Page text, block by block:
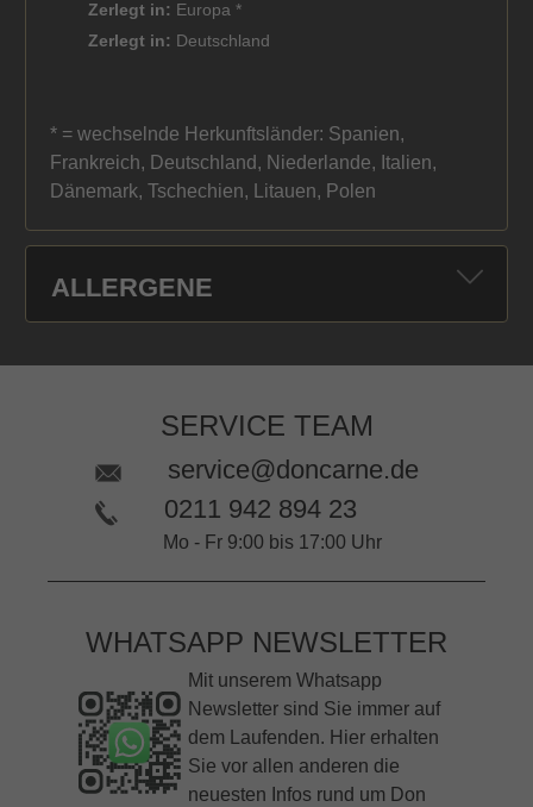
Zerlegt in: Europa *
Zerlegt in: Deutschland
* = wechselnde Herkunftsländer: Spanien,
Frankreich, Deutschland, Niederlande, Italien,
Dänemark, Tschechien, Litauen, Polen
ALLERGENE
SERVICE TEAM
service@doncarne.de
0211 942 894 23
Mo - Fr 9:00 bis 17:00 Uhr
WHATSAPP NEWSLETTER
Mit unserem Whatsapp
Newsletter sind Sie immer auf
dem Laufenden. Hier erhalten
Sie vor allen anderen die
neuesten Infos rund um Don